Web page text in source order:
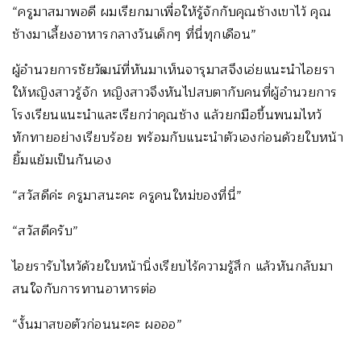
“ครูมาสมาพอดี ผมเรียกมาเพื่อให้รู้จักกับคุณช้างเขาไว้ คุณ
ช้างมาเลี้ยงอาหารกลางวันเด็กๆ ที่นี่ทุกเดือน”
ผู้อำนวยการชัยวัฒน์ที่หันมาเห็นจารุมาสจึงเอ่ยแนะนำไอยรา
ให้หญิงสาวรู้จัก หญิงสาวจึงหันไปสบตากับคนที่ผู้อำนวยการ
โรงเรียนแนะนำและเรียกว่าคุณช้าง แล้วยกมือขึ้นพนมไหว้
ทักทายอย่างเรียบร้อย พร้อมกับแนะนำตัวเองก่อนด้วยใบหน้า
ยิ้มแย้มเป็นกันเอง
“สวัสดีค่ะ ครูมาสนะคะ ครูคนใหม่ของที่นี่”
“สวัสดีครับ”
ไอยรารับไหว้ด้วยใบหน้านิ่งเรียบไร้ความรู้สึก แล้วหันกลับมา
สนใจกับการทานอาหารต่อ
“งั้นมาสขอตัวก่อนนะคะ ผอออ”